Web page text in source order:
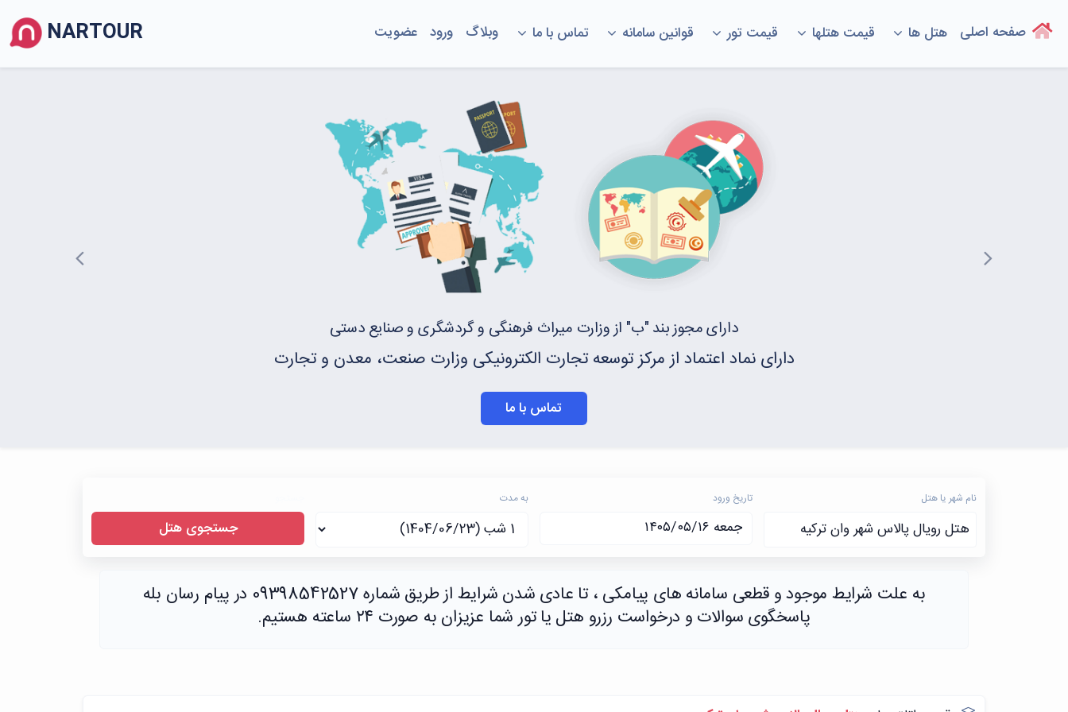
NARTOUR صفحه اصلی هتل ها قیمت هتلها قیمت تور قوانین سامانه تماس با ما وبلاگ ورود عضویت
دارای مجوز بند "ب" از وزارت میراث فرهنگی و گردشگری و صنایع دستی
دارای نماد اعتماد از مركز توسعه تجارت الكترونیكی وزارت صنعت، معدن و تجارت
تماس با ما
Previous Next
جستجوی هتل
به مدت تاریخ ورود نام شهر یا هتل
هتل رویال پالاس شهر وان ترکیه
به علت شرایط موجود و قطعی سامانه های پیامکی ، تا عادی شدن شرایط از طریق شماره 09398542527 در پیام رسان بله
پاسخگوی سوالات و درخواست رزرو هتل یا تور شما عزیزان به صورت ۲۴ ساعته هستیم.